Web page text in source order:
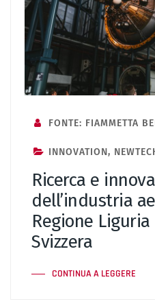
FONTE: FIAMMETTA
INNOVATION,
Ricerca e
dell’industria
Regione
Svizzera
CONTINUA A LEGGERE